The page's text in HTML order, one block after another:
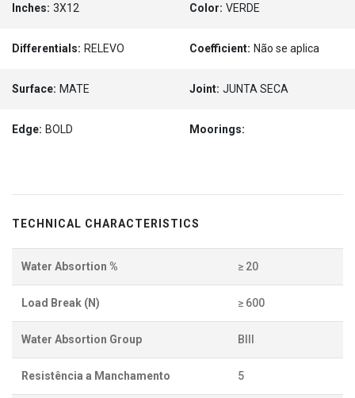
Inches: 3X12 Color: VERDE
Differentials: RELEVO Coefficient: Não se aplica
Surface: MATE Joint: JUNTA SECA
Edge: BOLD Moorings:
TECHNICAL CHARACTERISTICS
Water Absortion % ≥ 20
Load Break (N) ≥ 600
Water Absortion Group BIII
Resistência a Manchamento 5